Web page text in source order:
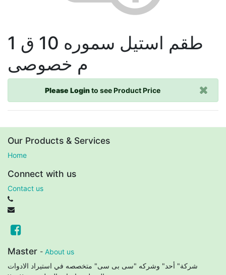
طقم استيل سموره 10 ق 1
م خصوصى
Please Loginto see Product Price
Our Products & Services
Home
Connect with us
Contact us
Master - About us
شركة" أحد" وشركه "سى بى سى" متخصصه في استيراد الادوات